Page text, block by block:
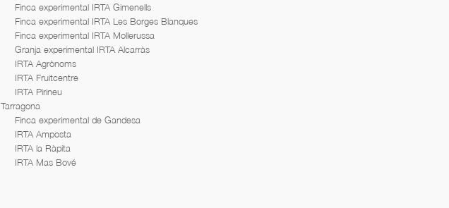
Finca experimental IRTA Gimenells
Finca experimental IRTA Les Borges Blanques
Finca experimental IRTA Mollerussa
Granja experimental IRTA Alcarràs
IRTA Agrònoms
IRTA Fruitcentre
IRTA Pirineu
Tarragona
Finca experimental de Gandesa
IRTA Amposta
IRTA la Ràpita
IRTA Mas Bové